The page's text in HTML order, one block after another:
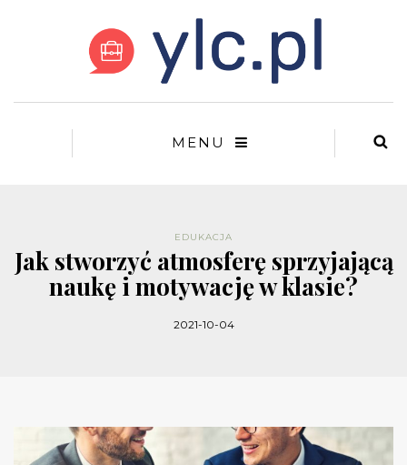
MENU
EDUKACJA
Jak stworzyć atmosferę sprzyjającą
naukę i motywację w klasie?
2021-10-04